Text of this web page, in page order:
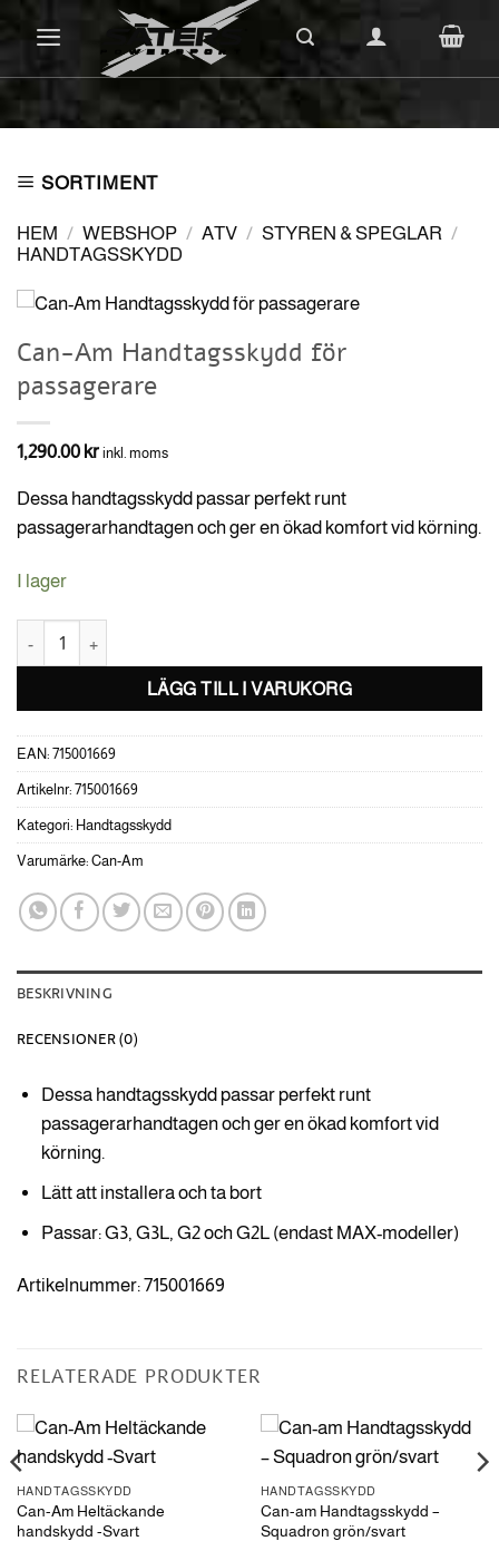
SORTIMENT
HEM / WEBSHOP / ATV / STYREN & SPEGLAR /
HANDTAGSSKYDD
Can-Am Handtagsskydd för
passagerare
1,290.00 kr inkl. moms
Dessa handtagsskydd passar perfekt runt
passagerarhandtagen och ger en ökad komfort vid körning.
I lager
Can-Am Handtagsskydd för passagerare mängd
LÄGG TILL I VARUKORG
EAN: 715001669
Artikelnr: 715001669
Kategori: Handtagsskydd
Varumärke: Can-Am
BESKRIVNING
RECENSIONER (0)
Dessa handtagsskydd passar perfekt runt
passagerarhandtagen och ger en ökad komfort vid
körning.
Lätt att installera och ta bort
Passar: G3, G3L, G2 och G2L (endast MAX-modeller)
Artikelnummer: 715001669
RELATERADE PRODUKTER
HANDTAGSSKYDD
Can-Am Heltäckande
handskydd -Svart
HANDTAGSSKYDD
Can-am Handtagsskydd –
Squadron grön/svart